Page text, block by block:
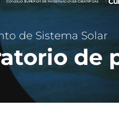
de Sistema Solar
de